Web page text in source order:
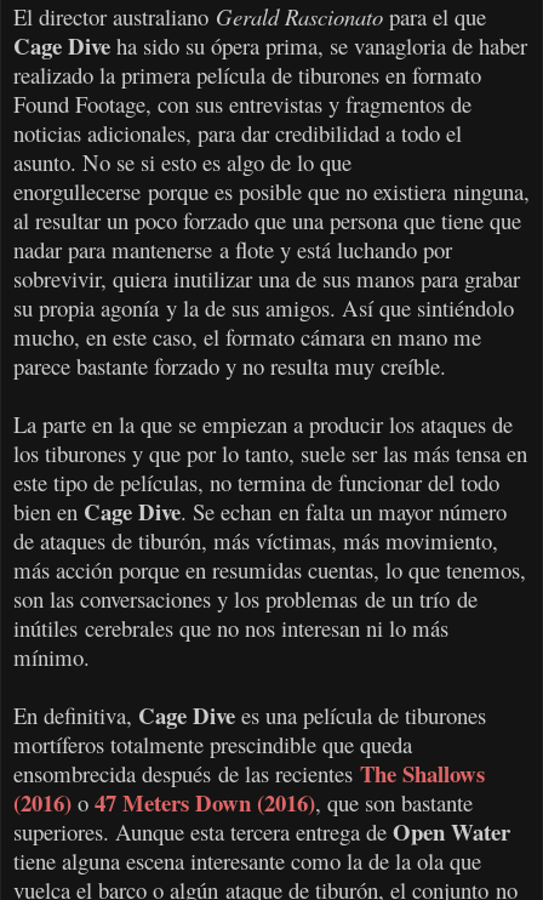
El director australiano Gerald Rascionato para el que
Cage Dive ha sido su ópera prima, se vanagloria de haber
realizado la primera película de tiburones en formato
Found Footage, con sus entrevistas y fragmentos de
noticias adicionales, para dar credibilidad a todo el
asunto. No se si esto es algo de lo que
enorgullecerse porque es posible que no existiera ninguna,
al resultar un poco forzado que una persona que tiene que
nadar para mantenerse a flote y está luchando por
sobrevivir, quiera inutilizar una de sus manos para grabar
su propia agonía y la de sus amigos. Así que sintiéndolo
mucho, en este caso, el formato cámara en mano me
parece bastante forzado y no resulta muy creíble.
La parte en la que se empiezan a producir los ataques de
los tiburones y que por lo tanto, suele ser las más tensa en
este tipo de películas, no termina de funcionar del todo
bien en Cage Dive. Se echan en falta un mayor número
de ataques de tiburón, más víctimas, más movimiento,
más acción porque en resumidas cuentas, lo que tenemos,
son las conversaciones y los problemas de un trío de
inútiles cerebrales que no nos interesan ni lo más
mínimo.
En definitiva, Cage Dive es una película de tiburones
mortíferos totalmente prescindible que queda
ensombrecida después de las recientes The Shallows
(2016) o 47 Meters Down (2016), que son bastante
superiores. Aunque esta tercera entrega de Open Water
tiene alguna escena interesante como la de la ola que
vuelca el barco o algún ataque de tiburón, el conjunto no